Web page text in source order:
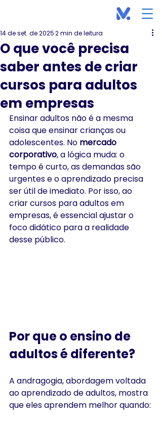
O que você precisa
saber antes de criar
cursos para adultos
em empresas
14 de set. de 20252 min de leitura
Ensinar adultos não é a mesma
coisa que ensinar crianças ou
adolescentes. No mercado
corporativo, a lógica muda: o
tempo é curto, as demandas são
urgentes e o aprendizado precisa
ser útil de imediato. Por isso, ao
criar cursos para adultos em
empresas, é essencial ajustar o
foco didático para a realidade
desse público.
Por que o ensino de
adultos é diferente?
A andragogia, abordagem voltada
ao aprendizado de adultos, mostra
que eles aprendem melhor quando: